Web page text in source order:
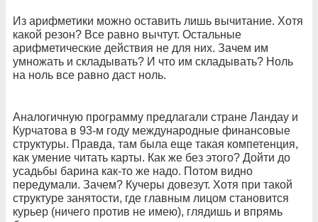
Из арифметики можно оставить лишь вычитание. Хотя
какой резон? Все равно вычтут. Остальные
арифметические действия не для них. Зачем им
умножать и складывать? И что им складывать? Ноль
на ноль все равно даст ноль.
Аналогичную программу предлагали стране Ландау и
Курчатова в 93-м году международные финансовые
структуры. Правда, там была еще такая компетенция,
как умение читать карты. Как же без этого? Дойти до
усадьбы барина как-то же надо. Потом видно
передумали. Зачем? Кучеры довезут. Хотя при такой
структуре занятости, где главным лицом становится
курьер (ничего против не имею), глядишь и впрямь